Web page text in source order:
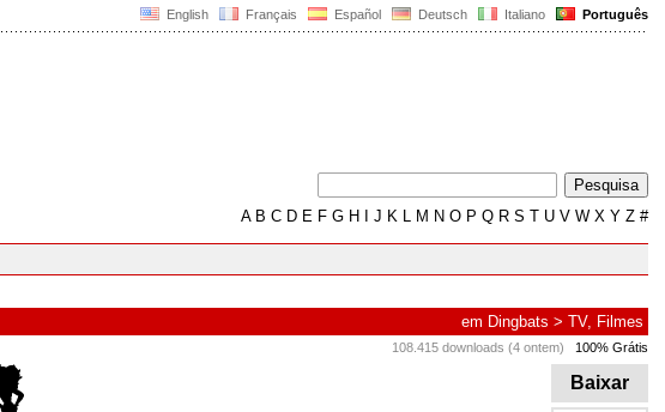
English Français Español Deutsch Italiano Português
AB C D E F G H J K L M N O P Q R S T U V W X Y Z #
em Dingbats > TV, Filmes
108.415 downloads (4 ontem) 100% Grátis
Baixar